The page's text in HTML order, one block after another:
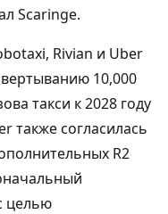
Scaringe.
Rivian и Uber
10,000
такси к 2028 году
также согласилась
R2
целью